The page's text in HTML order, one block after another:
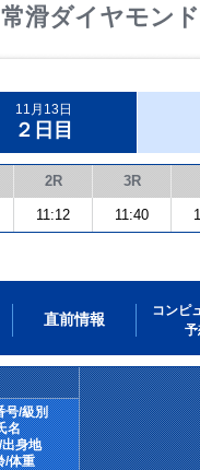
常滑ダイヤモン
11月13日
２日目
2R 3R
11:12 11:40
直前情報
コンピ
予
号/級別
名
身地
/体重